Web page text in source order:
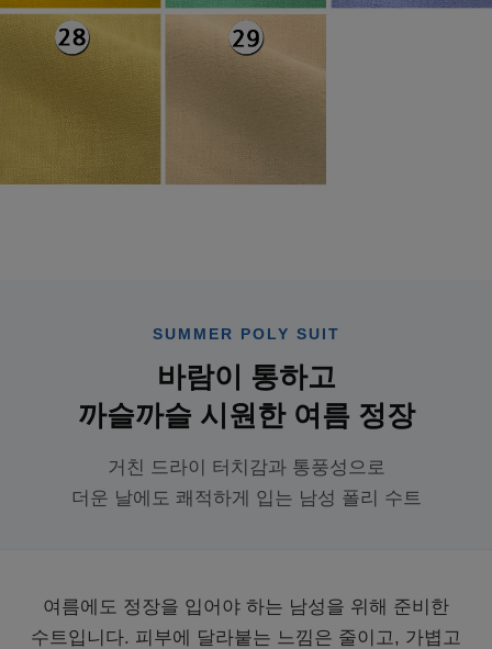
SUMMER POLY SUIT
바람이 통하고
까슬까슬 시원한 여름 정장
거친 드라이 터치감과 통풍성으로
더운 날에도 쾌적하게 입는 남성 폴리 수트
여름에도 정장을 입어야 하는 남성을 위해 준비한
수트입니다. 피부에 달라붙는 느낌은 줄이고, 가볍고